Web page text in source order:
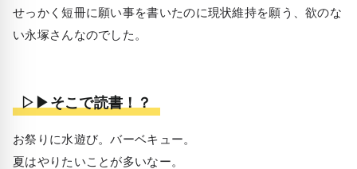
せっかく短冊に願い事を書いたのに現状維持を願う、欲のな
い永塚さんなのでした。
▷▶そこで読書！？
お祭りに水遊び。バーベキュー。
夏はやりたいことが多いなー。